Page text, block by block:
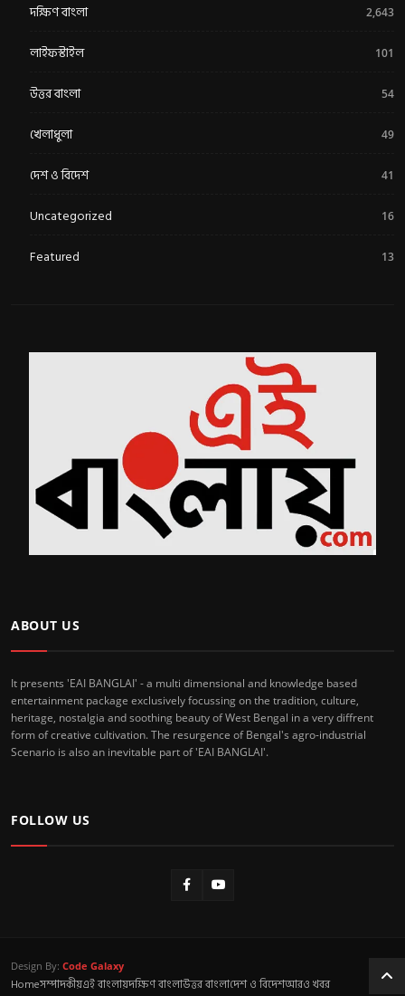
দক্ষিণ বাংলা 2,643
লাইফস্টাইল 101
উত্তর বাংলা 54
খেলাধুলা 49
দেশ ও বিদেশ 41
Uncategorized 16
Featured 13
ABOUT US
It presents 'EAI BANGLAI' - a multi dimensional and knowledge based
entertainment package exclusively focussing on the tradition, culture,
heritage, nostalgia and soothing beauty of West Bengal in a very diffrent
form of creative cultivation. The resurgence of Bengal's agro-industrial
Scenario is also an inevitable part of 'EAI BANGLAI'.
FOLLOW US
Design By: Code Galaxy
Homeসম্পাদকীয়এই বাংলায়দক্ষিণ বাংলাউত্তর বাংলাদেশ ও বিদেশআরও খবর